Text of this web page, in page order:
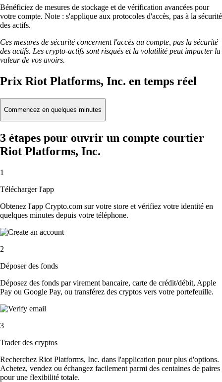
Bénéficiez de mesures de stockage et de vérification avancées pour
votre compte. Note : s'applique aux protocoles d'accès, pas à la sécurité
des actifs.
Ces mesures de sécurité concernent l'accès au compte, pas la sécurité
des actifs. Les crypto-actifs sont risqués et la volatilité peut impacter la
valeur de vos avoirs.
Prix Riot Platforms, Inc. en temps réel
Commencez en quelques minutes
3 étapes pour ouvrir un compte courtier
Riot Platforms, Inc.
1
Télécharger l'app
Obtenez l'app Crypto.com sur votre store et vérifiez votre identité en
quelques minutes depuis votre téléphone.
2
Déposer des fonds
Déposez des fonds par virement bancaire, carte de crédit/débit, Apple
Pay ou Google Pay, ou transférez des cryptos vers votre portefeuille.
3
Trader des cryptos
Recherchez Riot Platforms, Inc. dans l'application pour plus d'options.
Achetez, vendez ou échangez facilement parmi des centaines de paires
pour une flexibilité totale.